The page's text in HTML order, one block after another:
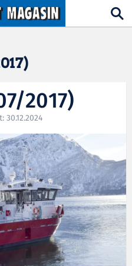
2017)
30.12.2024